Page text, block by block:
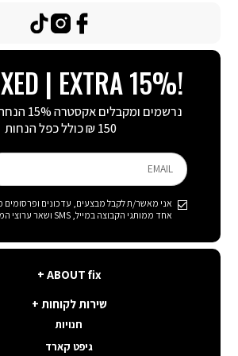
fix
ABOUT fix
קצת עלינו
תנאי שימוש באתר
קשרי משקיעים
לקוחות
שירות לקוחות
פה בשבילך
איפה ההזמנה שלי
חנויות
גיפט קארד
| EXTRA 15%!
נרשמים
150 ₪ כולל כפל הנחות
EMAIL
אני מאשר/ת לקבל מבצעים, עדכונים
אחד ממותגי הקבוצה במייל, SMS ושאר ערוצי המדיה.